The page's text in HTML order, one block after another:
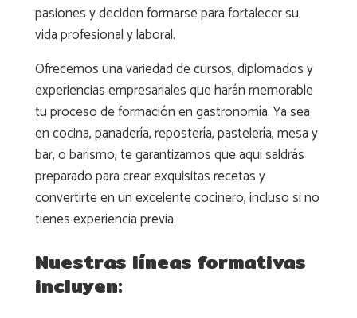
pasiones y deciden formarse para fortalecer su
vida profesional y laboral.
Ofrecemos una variedad de cursos, diplomados y
experiencias empresariales que harán memorable
tu proceso de formación en gastronomía. Ya sea
en cocina, panadería, repostería, pastelería, mesa y
bar, o barismo, te garantizamos que aquí saldrás
preparado para crear exquisitas recetas y
convertirte en un excelente cocinero, incluso si no
tienes experiencia previa.
Nuestras líneas formativas
incluyen: